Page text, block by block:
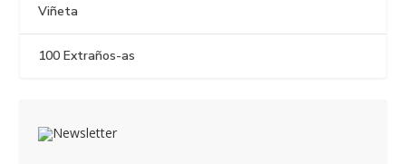
Viñeta
100 Extraños-as